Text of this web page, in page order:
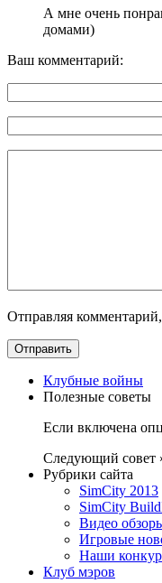
А мне очень
домами)
Ваш комментарий:
Отправляя
Клубные войны
Полезные советы
Если включена
Следующий совет
Рубрики сайта
SimCity 2013
SimCity
Видео
Игровые
Наши
Клуб мэров